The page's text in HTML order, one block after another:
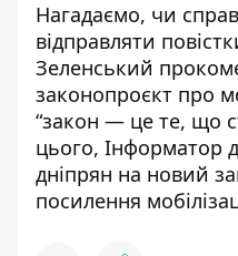
Нагадаємо, чи
відправляти
Зеленський
законопроєкт про
“закон — це те, що
цього, Інформатор
дніпрян на новий
посилення